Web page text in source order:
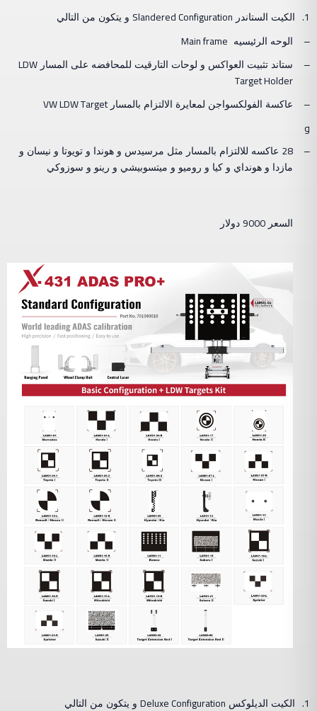
1. الكيت الستاندر Slandered Configuration و يتكون من التالي
– الوحه الرئيسيه Main frame
– ستاند تثبيت العواكس و لوحات التارقيت للمحافضه على المسار LDW
Target Holder
– عاكسة الفولكسواجن لمعايرة الالتزام بالمسارVW LDW Target
و
–
28 عاكسه للالتزام بالمسار مثل مرسيدس و هوندا و تويوتا و نيسان و
مازدا و هونداي و كيا و روميو و ميتسوبيشي و رينو و سوزوكي
السعر 9000 دولار
1. الكيت الديلوكس Deluxe Configuration و يتكون من التالي